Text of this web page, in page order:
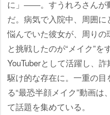
に」――。すうれろさんが
だ。病気で入院中、周囲
悩んでいた彼女が、周り
と挑戦したのが“メイク”
YouTuberとして活躍し、
駆け的な存在に。一重の
る“最恐半顔メイク”動画は
て話題を集めている。